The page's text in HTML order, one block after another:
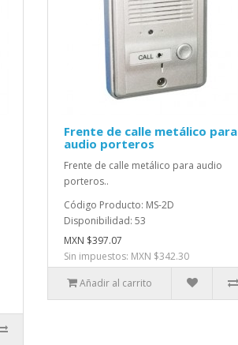
Frente de calle metálico para
audio porteros
Frente de calle metálico para audio
porteros..
Código Producto: MS-2D
Disponibilidad: 53
MXN $397.07
Sin impuestos: MXN $342.30
Añadir al carrito